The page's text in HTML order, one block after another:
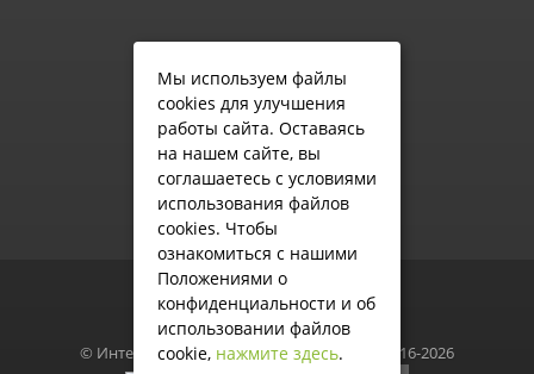
© Интернет-магазин Школьной формы, 2016-2026
Мы используем файлы
cookies для улучшения
работы сайта. Оставаясь
на нашем сайте, вы
соглашаетесь с условиями
использования файлов
cookies. Чтобы
ознакомиться с нашими
Положениями о
конфиденциальности и об
использовании файлов
cookie, нажмите здесь.